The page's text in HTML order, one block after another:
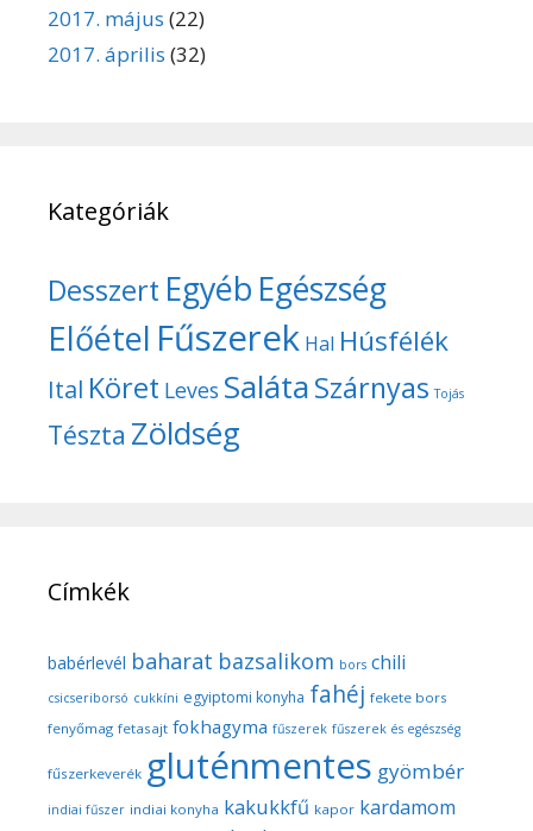
2017. május (22)
2017. április (32)
Kategóriák
Desszert Egyéb Egészség
Előétel Fűszerek Hal Húsfélék
Ital Köret Leves SalátaSzárnyas Tojás
Tészta Zöldség
Címkék
babérlevél baharat bazsalikom bors chili
csicseriborsó cukkíni egyiptomi konyha fahéj fekete bors
fenyőmag fetasajt fokhagyma fűszerek fűszerek és egészség
fűszerkeverék gluténmentes gyömbér
indiai fűszer indiai konyha kakukkfű kapor kardamom